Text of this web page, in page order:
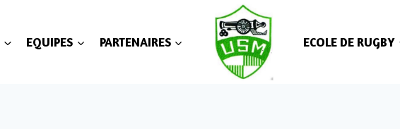
EQUIPES PARTENAIRES ECOLE DE RUGBY